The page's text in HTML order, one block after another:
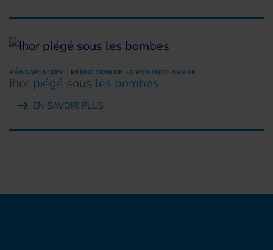
RÉADAPTATION RÉDUCTION DE LA VIOLENCE ARMÉE
Ihor piégé sous les bombes
EN SAVOIR PLUS